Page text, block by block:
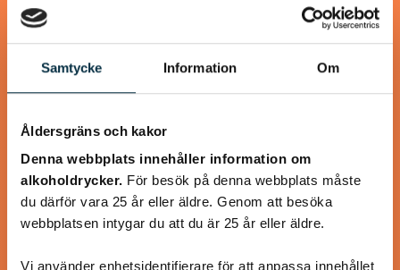
Samtycke Information Om
Åldersgräns och kakor
Denna webbplats innehåller information om
alkoholdrycker. För besök på denna webbplats måste
du därför vara 25 år eller äldre. Genom att besöka
webbplatsen intygar du att du är 25 år eller äldre.
Vi använder enhetsidentifierare för att anpassa innehållet
Turkisk köfte
En längtan till Turkisk mat